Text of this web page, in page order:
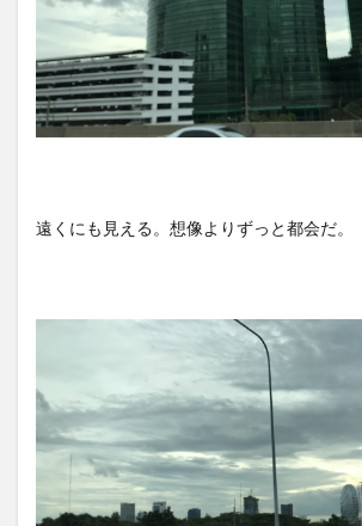
遠くにも見える。想像よりずっと都会だ。